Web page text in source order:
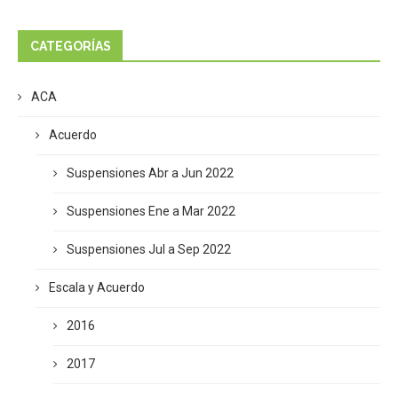
CATEGORÍAS
ACA
Acuerdo
Suspensiones Abr a Jun 2022
Suspensiones Ene a Mar 2022
Suspensiones Jul a Sep 2022
Escala y Acuerdo
2016
2017